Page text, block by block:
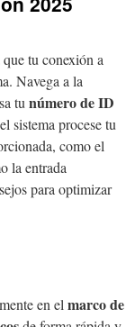
tu conexión a
Navega a la
tu número de ID
sistema procese tu
como el
la entrada
para optimizar
en el marco de